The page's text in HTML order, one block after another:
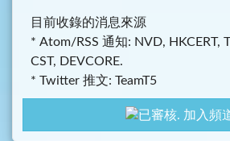
目前收錄的消息來源
* Atom/RSS 通知: NVD, HKCERT,
CST, DEVCORE.
* Twitter 推文: TeamT5
加入頻